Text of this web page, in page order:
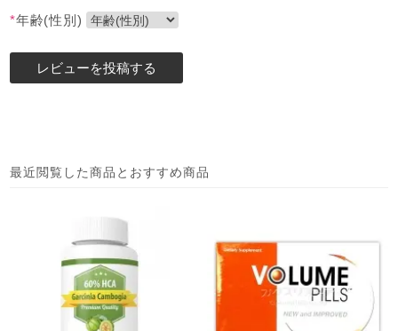
*年齢(性別)
最近閲覧した商品とおすすめ商品